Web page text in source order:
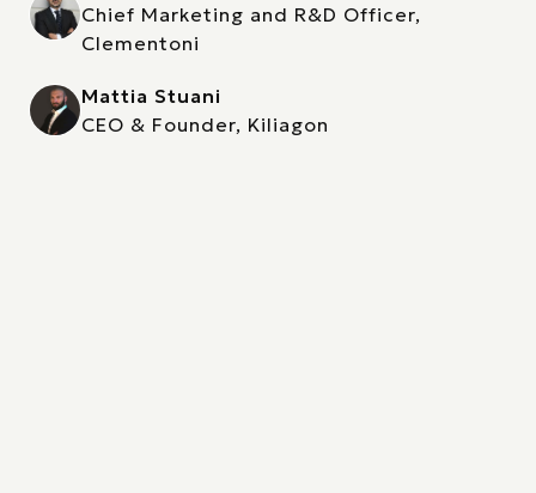
Chief Marketing and R&D Officer,
Clementoni
Mattia Stuani
CEO & Founder, Kiliagon